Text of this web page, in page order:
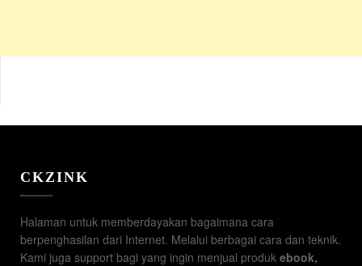
CKZINK
Halaman untuk memberdayakan bagaimana cara
berpenghasilan dari Internet. Melalui berbagai cara dan teknik.
Kami juga support bagi yang ingin menjual produk ebook,